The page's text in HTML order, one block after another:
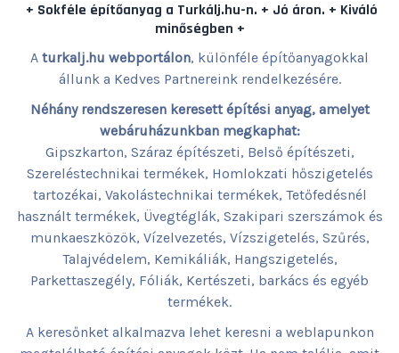
+ Sokféle építőanyag a Turkálj.hu-n. + Jó áron. + Kiváló
minőségben +
A turkalj.hu webportálon, különféle építőanyagokkal
állunk a Kedves Partnereink rendelkezésére.
Néhány rendszeresen keresett építési anyag, amelyet
webáruházunkban megkaphat:
Gipszkarton, Száraz építészeti, Belső építészeti,
Szereléstechnikai termékek, Homlokzati hőszigetelés
tartozékai, Vakolástechnikai termékek, Tetőfedésnél
használt termékek, Üvegtéglák, Szakipari szerszámok és
munkaeszközök, Vízelvezetés, Vízszigetelés, Szűrés,
Talajvédelem, Kemikáliák, Hangszigetelés,
Parkettaszegély, Fóliák, Kertészeti, barkács és egyéb
termékek.
A keresőnket alkalmazva lehet keresni a weblapunkon